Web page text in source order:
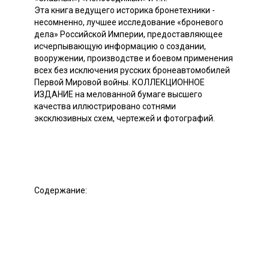
Эта книга ведущего историка бронетехники -
несомненно, лучшее исследование «броневого
дела» Российской Империи, предоставляющее
исчерпывающую информацию о создании,
вооружении, производстве и боевом применения
всех без исключения русских бронеавтомобилей
Первой Мировой войны. КОЛЛЕКЦИОННОЕ
ИЗДАНИЕ на мелованной бумаге высшего
качества иллюстрировано сотнями
эксклюзивных схем, чертежей и фотографий.
Содержание: